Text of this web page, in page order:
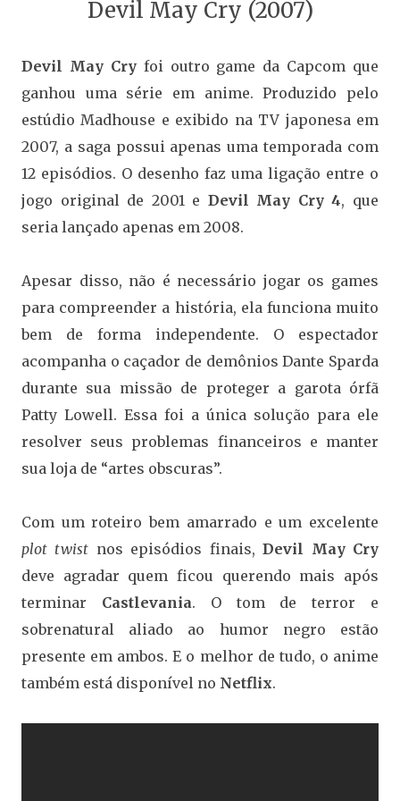
Devil May Cry (2007)
Devil May Cryfoi outro game da Capcom que
ganhou uma série em anime. Produzido pelo
estúdio Madhouse e exibido na TV japonesa em
2007, a saga possui apenas uma temporada com
12 episódios. O desenho faz uma ligação entre o
jogo original de 2001 e Devil May Cry 4, que
seria lançado apenas em 2008.
Apesar disso, não é necessário jogar os games
para compreender a história, ela funciona muito
bem de forma independente. O espectador
acompanha o caçador de demônios Dante Sparda
durante sua missão de proteger a garota órfã
Patty Lowell. Essa foi a única solução para ele
resolver seus problemas financeiros e manter
sua loja de “artes obscuras”.
Com um roteiro bem amarrado e um excelente
plot twist nos episódios finais,Devil May Cry
deve agradar quem ficou querendo mais após
terminar Castlevania. O tom de terror e
sobrenatural aliado ao humor negro estão
presente em ambos. E o melhor de tudo, o anime
também está disponível no Netflix.